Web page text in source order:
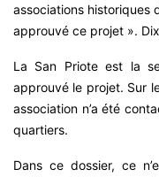
associations historiques
approuvé ce projet ».
La San Priote est la
approuvé le projet. Sur
association n’a été
quartiers.
Dans ce dossier, ce